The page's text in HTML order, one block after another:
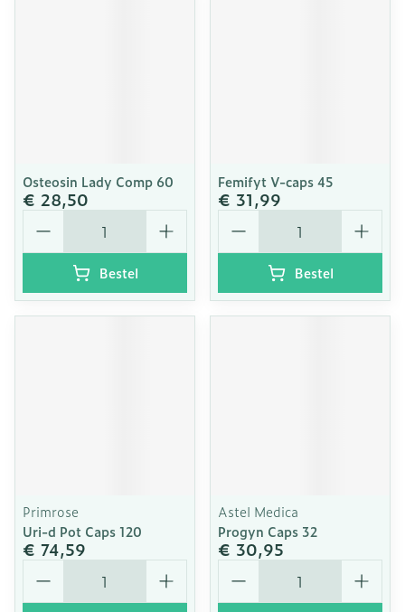
Osteosin Lady Comp 60
€ 28,50
Aantal
Bestel
Femifyt V-caps 45
€ 31,99
Aantal
Bestel
Primrose
Uri-d Pot Caps 120
€ 74,59
Aantal
Astel Medica
Progyn Caps 32
€ 30,95
Aantal